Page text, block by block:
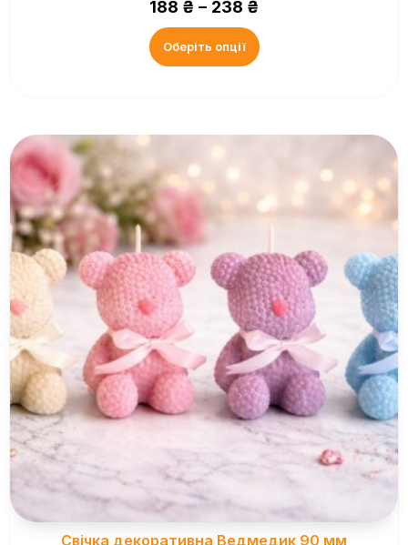
188 ₴ – 238 ₴
Оберіть опції
Свічка декоративна Ведмедик 90 мм